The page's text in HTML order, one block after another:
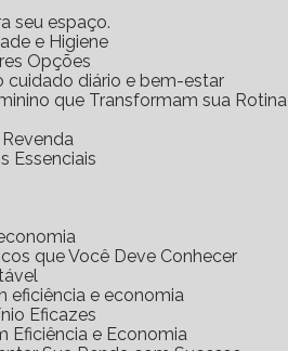
seu espaço.
e Higiene
Opções
cuidado diário e bem-estar
que Transformam sua Rotina
Revenda
Essenciais
que Você Deve Conhecer
eficiência e economia
Eficazes
Eficiência e Economia